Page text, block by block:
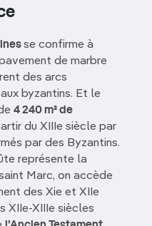
se confirme à
de marbre
des arcs
byzantins. Et le
4 240 m² de
du XIIIe siècle par
par des Byzantins.
représente la
Marc, on accède
des Xie et XIIe
XIIe-XIIIe siècles